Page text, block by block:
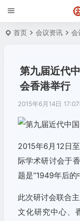
首页 会议资讯 会
第九届近代
会香港举行
2015年6月14日
2015年6月12日
际学术研讨会于
题是“1949年后的
此次研讨会联合
文化研究中心、